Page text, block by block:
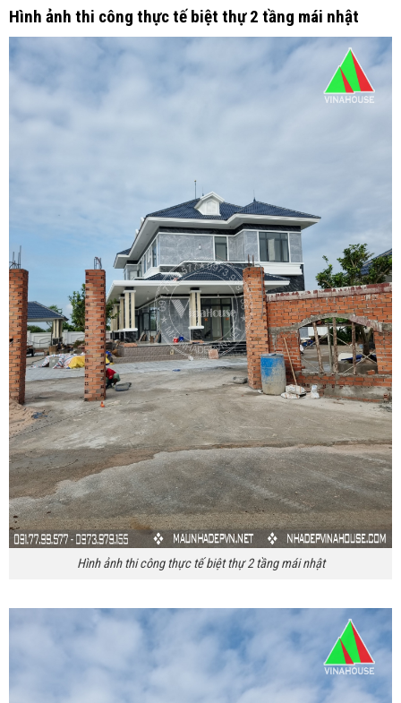
Hình ảnh thi công thực tế biệt thự 2 tầng mái nhật
Hình ảnh thi công thực tế biệt thự 2 tầng mái nhật